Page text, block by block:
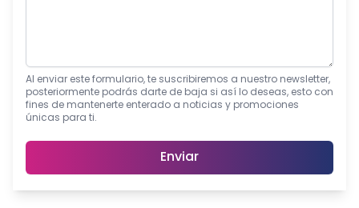
Al enviar este formulario, te suscribiremos a nuestro newsletter,
posteriormente podrás darte de baja si así lo deseas, esto con
fines de mantenerte enterado a noticias y promociones
únicas para ti.
Enviar